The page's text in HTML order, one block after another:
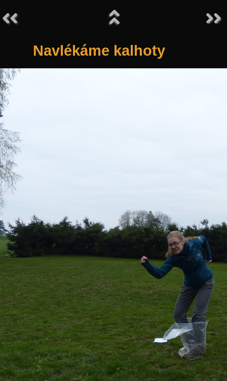
Navlékáme kalhoty